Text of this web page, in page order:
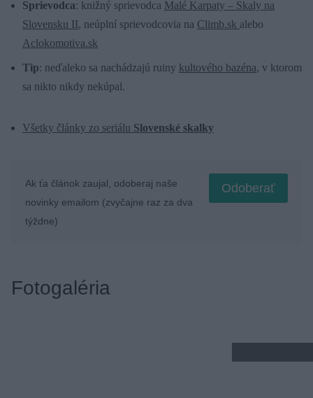
Sprievodca: knižný sprievodca Malé Karpaty – Skaly na
Slovensku II, neúplní sprievodcovia na Climb.sk alebo
Aclokomotiva.sk
Tip: neďaleko sa nachádzajú ruiny kultového bazéna, v ktorom
sa nikto nikdy nekúpal.
Všetky články zo seriálu Slovenské skalky
Odoberať
Ak ťa článok zaujal, odoberaj naše
novinky emailom (zvyčajne raz za dva
týždne)
Fotogaléria